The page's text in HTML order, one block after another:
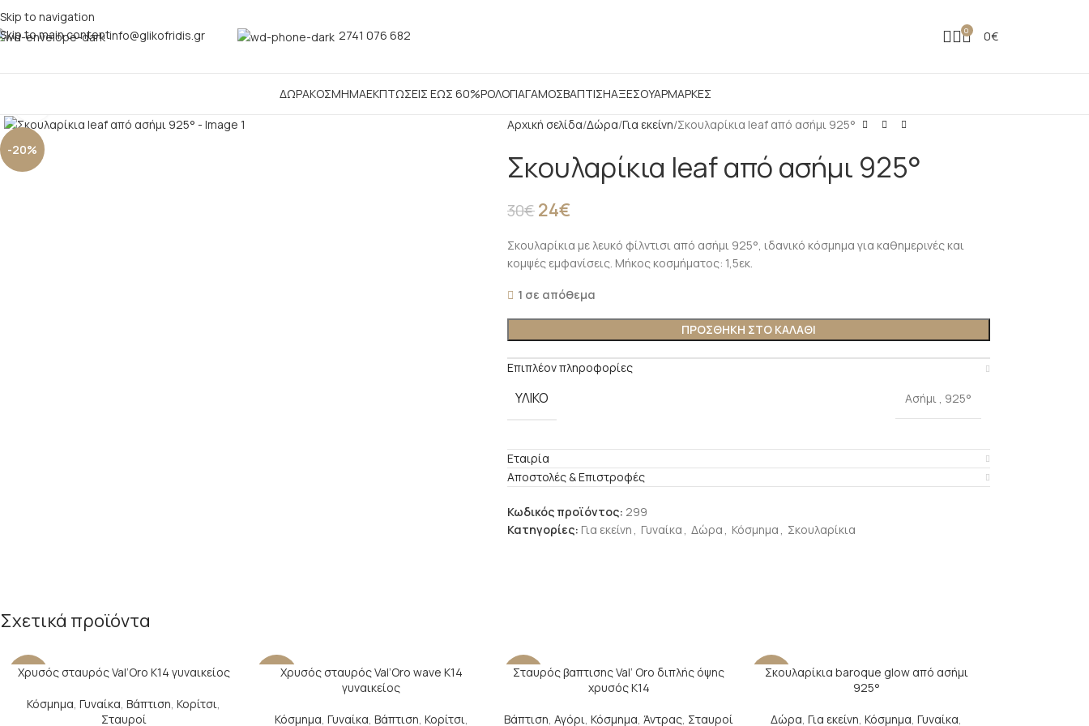
Skip to navigation
Skip to main contentinfo@glikofridis.gr 2741 076 682 0 0€
ΔΩΡΑΚΟΣΜΗΜΑΕΚΠΤΩΣΕΙΣ ΕΩΣ 60%ΡΟΛΟΓΙΑΓΑΜΟΣΒΑΠΤΙΣΗΑΞΕΣΟΥΑΡΜΑΡΚΕΣ
-20%
Αρχική σελίδα Δώρα Για εκείνη Σκουλαρίκια leaf από ασήμι 925°
Σκουλαρίκια leaf από ασήμι 925°
30€24€
Σκουλαρίκια με λευκό φίλντισι από ασήμι 925°, ιδανικό κόσμημα για καθημερινές και
κομψές εμφανίσεις. Μήκος κοσμήματος: 1,5εκ.
1 σε απόθεμα
ΠΡΟΣΘΗΚΗ ΣΤΟ ΚΑΛΑΘΙ
Επιπλέον πληροφορίες
ΥΛΙΚΟ Ασήμι , 925°
Εταιρία
Αποστολές & Επιστροφές
Κωδικός προϊόντος: 299
Κατηγορίες: Για εκείνη , Γυναίκα , Δώρα , Κόσμημα , Σκουλαρίκια
Σχετικά προϊόντα
-28%
Χρυσός σταυρός Val’Oro Κ14 γυναικείος
Κόσμημα,Γυναίκα,Βάπτιση,Κορίτσι,
Σταυροί
-22%Χρυσός σταυρός Val’Oro wave Κ14
γυναικείος
Κόσμημα, Γυναίκα, Βάπτιση, Κορίτσι,
-7%
Σταυρός βαπτισης Val’ Oro διπλής όψης
χρυσός Κ14
Βάπτιση,Αγόρι,Κόσμημα,Άντρας, Σταυροί
-28%
Σκουλαρίκια baroque glow από ασήμι
925°
Δώρα,Για εκείνη,Κόσμημα,Γυναίκα,